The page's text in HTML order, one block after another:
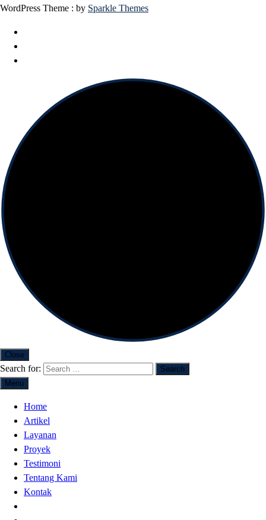
WordPress Theme : by Sparkle Themes
Close
Search for:
Menu
Home
Artikel
Layanan
Proyek
Testimoni
Tentang Kami
Kontak